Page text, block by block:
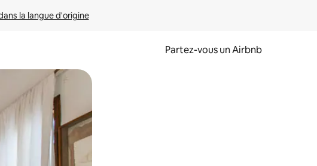
la langue d'origine
Partez-vous un Airbnb